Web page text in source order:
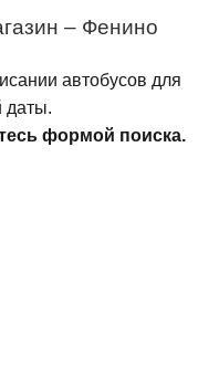
– Фенино
автобусов для
даты.
формой поиска.